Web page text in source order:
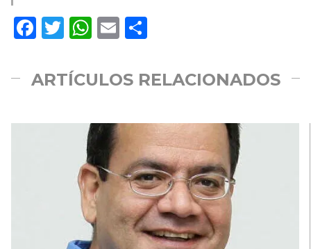
Facebook
Twitter
WhatsApp
Email
ARTÍCULOS RELACIONADOS